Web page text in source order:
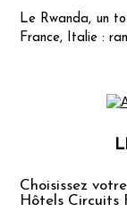
Le Rwanda, un
France, Italie :
Choisissez
Hôtels Circuits